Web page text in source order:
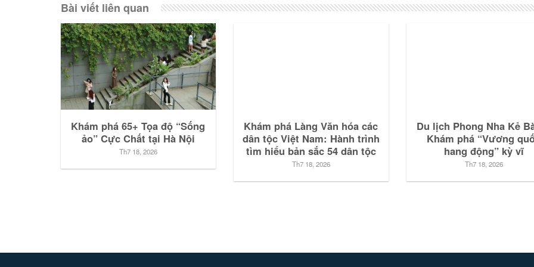
Bài viết liên quan
Khám phá 65+ Tọa độ “Sống
ảo” Cực Chất tại Hà Nội
Th7 18, 2026
Khám phá Làng Văn hóa các
dân tộc Việt Nam: Hành trình
tìm hiểu bản sắc 54 dân tộc
Th7 18, 2026
Du lịch Phong Nha Kẻ
Khám phá “Vương
hang động” kỳ vĩ
Th7 18, 2026